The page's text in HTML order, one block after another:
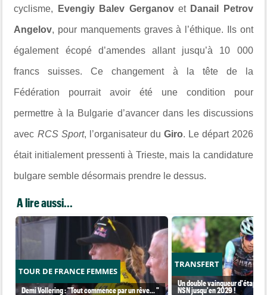
cyclisme, Evengiy Balev Gerganov et Danail Petrov
Angelov, pour manquements graves à l’éthique. Ils ont
également écopé d’amendes allant jusqu’à 10 000
francs suisses. Ce changement à la tête de la
Fédération pourrait avoir été une condition pour
permettre à la Bulgarie d’avancer dans les discussions
avec RCS Sport, l’organisateur du Giro. Le départ 2026
était initialement pressenti à Trieste, mais la candidature
bulgare semble désormais prendre le dessus.
A lire aussi...
TOUR DE FRANCE FEMMES
Demi Vollering : "Tout commence par un rêve... "
TRANSFERT
Un double vainqueur d'étape
NSN jusqu'en 2029 !